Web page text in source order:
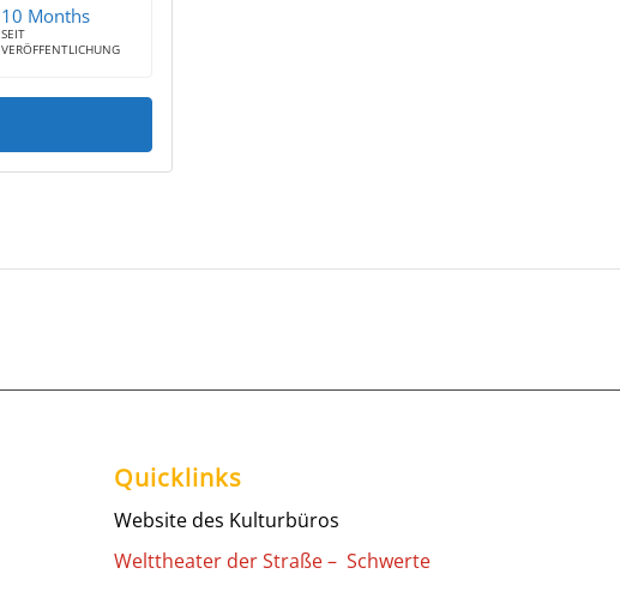
10 Months
SEIT
VERÖFFENTLICHUNG
Quicklinks
Website des Kulturbüros
Welttheater der Straße – Schwerte